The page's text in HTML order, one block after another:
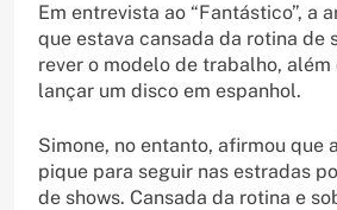
Em entrevista ao “Fantástico”, a
que estava cansada da rotina de
rever o modelo de trabalho,
lançar um disco em espanhol.
Simone, no entanto, afirmou que
pique para seguir nas estradas
de shows. Cansada da rotina e